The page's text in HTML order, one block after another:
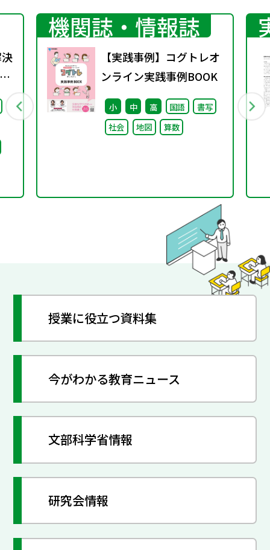
機関誌・情報誌
【実践事例】コグトレオ
ンライン実践事例BOOK
小 中 高 国語
書写
社会
地図 算数
授業に役立つ資料集
今がわかる教育ニュース
文部科学省情報
研究会情報